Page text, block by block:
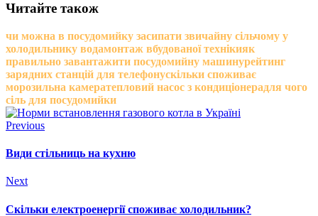
Читайте також
чи можна в посудомийку засипати звичайну сільчому у
холодильнику водамонтаж вбудованої технікияк
правильно завантажити посудомийну машинурейтинг
зарядних станцій для телефонускільки споживає
морозильна камератепловий насос з кондиціонерадля чого
сіль для посудомийки
Previous
Види стільниць на кухню
Next
Скільки електроенергії споживає холодильник?